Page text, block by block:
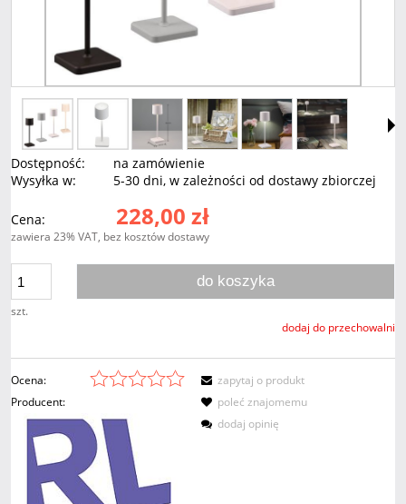
Dostępność:
na zamówienie
Wysyłka w:
5-30 dni, w zależności od dostawy zbiorczej
Cena: 228,00 zł
zawiera 23% VAT, bez kosztów dostawy
szt.
do koszyka
dodaj do przechowalni
Ocena:
Producent:
zapytaj o produkt
poleć znajomemu
dodaj opinię